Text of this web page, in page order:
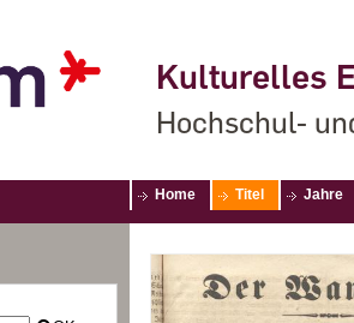
Kulturelles
Hochschul-
Home Titel Jahre